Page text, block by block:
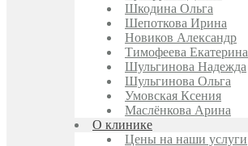
Шкодина Ольга
Шепоткова Ирина
Новиков Александр
Тимофеева Екатерина
Шульгинова Надежда
Шульгинова Ольга
Умовская Ксения
Маслёнкова Арина
О клинике
Цены на наши услуги